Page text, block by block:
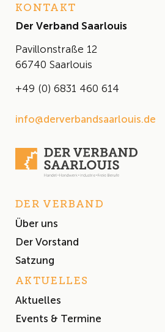
KONTAKT
Der Verband Saarlouis
Pavillonstraße 12
66740 Saarlouis
+49 (0) 6831 460 614
info@derverbandsaarlouis.de
DER VERBAND
Über uns
Der Vorstand
Satzung
AKTUELLES
Aktuelles
Events & Termine